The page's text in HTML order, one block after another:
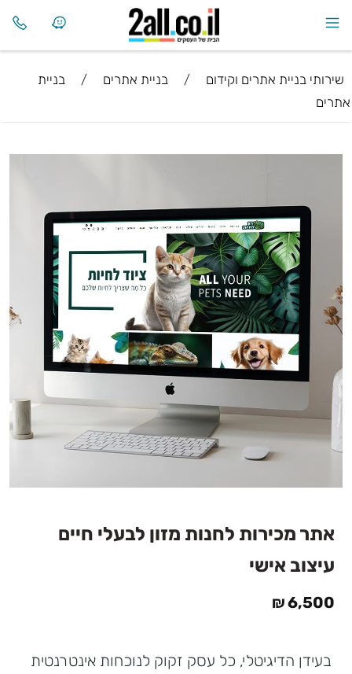
שירותי בניית אתרים וקידום / בניית אתרים /
בניית
אתרים
אתר מכירות לחנות מזון לבעלי חיים
עיצוב אישי
₪6,500
בעידן הדיגיטלי, כל עסק זקוק לנוכחות אינטרנטית